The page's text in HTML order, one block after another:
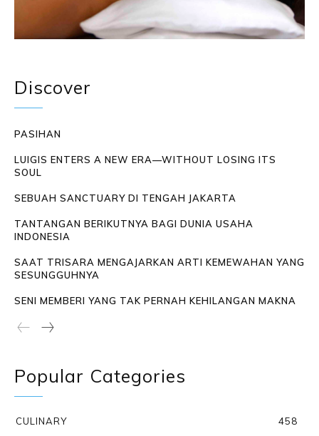
Discover
PASIHAN
LUIGIS ENTERS A NEW ERA—WITHOUT LOSING ITS
SOUL
SEBUAH SANCTUARY DI TENGAH JAKARTA
TANTANGAN BERIKUTNYA BAGI DUNIA USAHA
INDONESIA
SAAT TRISARA MENGAJARKAN ARTI KEMEWAHAN YANG
SESUNGGUHNYA
SENI MEMBERI YANG TAK PERNAH KEHILANGAN MAKNA
Popular Categories
CULINARY
458